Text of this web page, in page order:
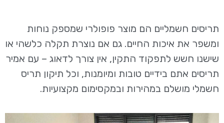
תריסים חשמליים הם מוצר פופולרי שמספק נוחות
ומשפר את איכות החיים. גם אם נוצרת תקלה כלשהי או
שישנו חשש לתפקוד התקין, אין צורך לדאוג – עם אמיר
תריסים אתם בידיים טובות ומיומנות, וכל תיקון תריס
חשמלי מושלם במהירות ובמקסימום מקצועיות.